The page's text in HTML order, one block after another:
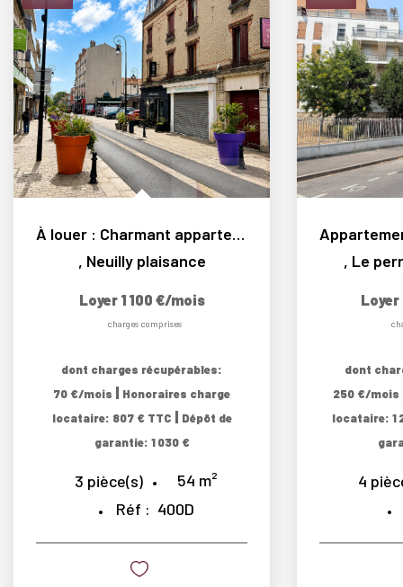
À louer : Charmant appartement 3 pièces calme au...
, Neuilly plaisance
Loyer 1 100 €/mois
charges comprises
dont charges récupérables:
70 €/mois | Honoraires charge
locataire: 807 € TTC | Dépôt de
garantie: 1 030 €
3 pièce(s) 54 m²
Réf : 400D
, Le
Loyer
dont
250 €/mois
locataire: 1
4